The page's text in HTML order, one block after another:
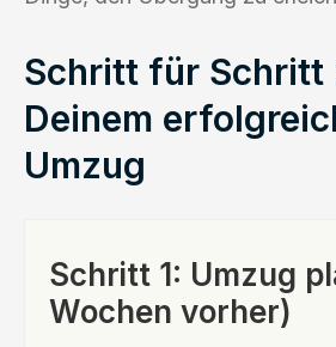
Schritt für Schritt
Deinem
Umzug
Schritt 1: Umzug
Wochen vorher)